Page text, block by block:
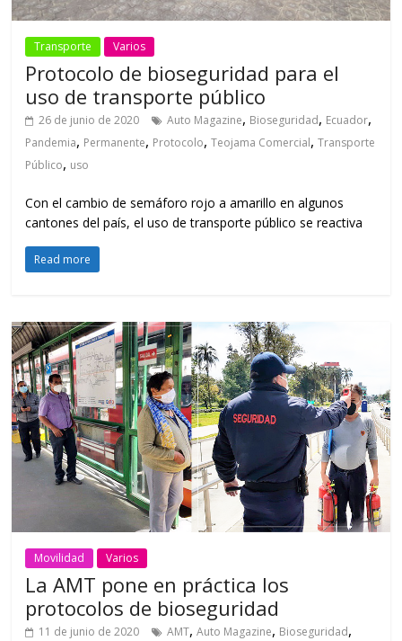
Transporte Varios
Protocolo de bioseguridad para el
uso de transporte público
26 de junio de 2020 Auto Magazine, Bioseguridad, Ecuador,
Pandemia, Permanente, Protocolo,Teojama Comercial,Transporte
Público, uso
Con el cambio de semáforo rojo a amarillo en algunos
cantones del país, el uso de transporte público se reactiva
Read more
Movilidad Varios
La AMT pone en práctica los
protocolos de bioseguridad
11 de junio de 2020 AMT,Auto Magazine, Bioseguridad,